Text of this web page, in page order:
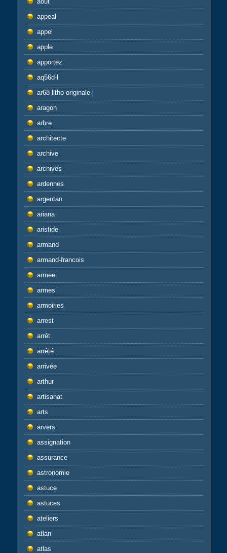
appeal
appel
apple
apportez
aq56d-l
ar68-litho-originale-j
aragon
arbre
architecte
archive
archives
ardennes
argentan
ariana
aristide
armand
armand-francois
armee
armes
armoiries
arrest
arrêt
arrêté
arrivée
arthur
artisanat
arts
arvers
assignation
assurance
astronomie
astuce
astuces
ateliers
atlan
atlas